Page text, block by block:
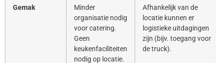
Gemak
Minder
organisatie nodig
voor catering.
Geen
keukenfaciliteiten
nodig op locatie.
Afhankelijk van de
locatie kunnen er
logistieke uitdagingen
zijn (bijv. toegang voor
de truck).